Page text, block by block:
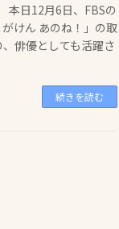
本日12月6日、FBSの
けん あのね！」の取
俳優としても活躍さ
続きを読む